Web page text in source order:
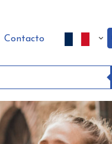
Contacto